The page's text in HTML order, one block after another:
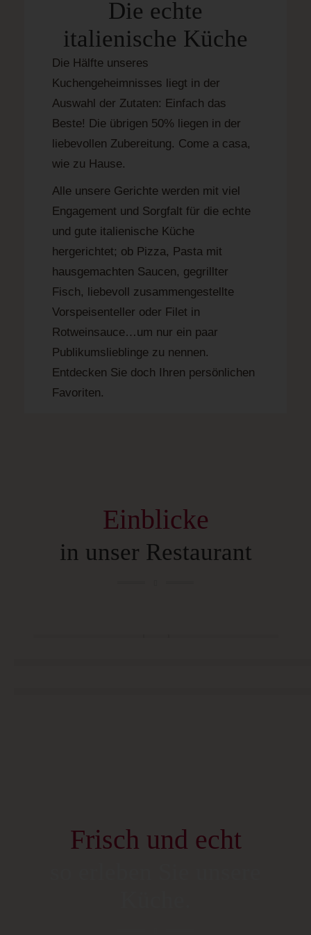
Die echte
italienische Küche
Die Hälfte unseres
Kuchengeheimnisses liegt in der
Auswahl der Zutaten: Einfach das
Beste! Die übrigen 50% liegen in der
liebevollen Zubereitung. Come a casa,
wie zu Hause.
Alle unsere Gerichte werden mit viel
Engagement und Sorgfalt für die echte
und gute italienische Küche
hergerichtet; ob Pizza, Pasta mit
hausgemachten Saucen, gegrillter
Fisch, liebevoll zusammengestellte
Vorspeisenteller oder Filet in
Rotweinsauce…um nur ein paar
Publikumslieblinge zu nennen.
Entdecken Sie doch Ihren persönlichen
Favoriten.
Einblicke
in unser Restaurant
Frisch und echt